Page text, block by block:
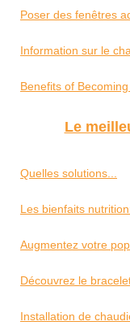
Poser des fenêtres
Information sur le
Benefits of Becoming
Le
Quelles solutions...
Les bienfaits
Augmentez votre
Découvrez le bracelet
Installation de